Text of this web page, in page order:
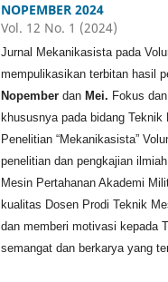
NOPEMBER 2024
Vol. 12 No. 1 (2024)
Jurnal Mekanikasista pada
mempulikasikan terbitan hasil
Nopember dan Mei. Fokus
khususnya pada bidang
Penelitian “Mekanikasista”
penelitian dan pengkajian
Mesin Pertahanan Akademi
kualitas Dosen Prodi Teknik
dan memberi motivasi kepada
semangat dan berkarya yang